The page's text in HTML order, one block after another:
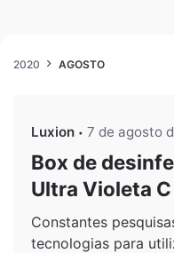
2020 AGOSTO
Luxion 7 de agosto
Box de
Ultra Violeta C
Constantes
tecnologias para